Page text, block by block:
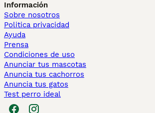
Información
Sobre nosotros
Politica privacidad
Ayuda
Prensa
Condiciones de uso
Anunciar tus mascotas
Anuncia tus cachorros
Anuncia tus gatos
Test perro ideal